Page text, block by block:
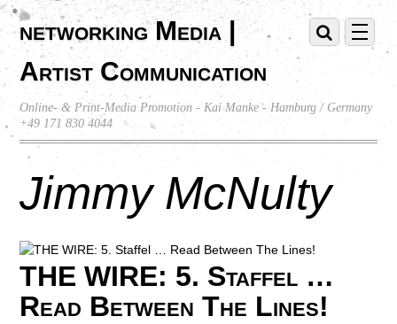
networking Media |
Artist Communication
Online- & Print-Media Promotion - Kai Manke - Hamburg / Germany
+49 171 830 4044
Jimmy McNulty
THE WIRE: 5. Staffel …
Read Between The Lines!